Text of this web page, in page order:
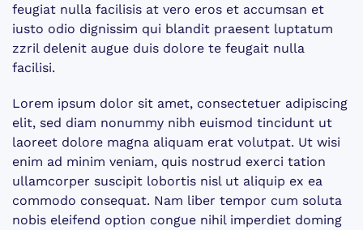
feugiat nulla facilisis at vero eros et accumsan et
iusto odio dignissim qui blandit praesent luptatum
zzril delenit augue duis dolore te feugait nulla
facilisi.
Lorem ipsum dolor sit amet, consectetuer adipiscing
elit, sed diam nonummy nibh euismod tincidunt ut
laoreet dolore magna aliquam erat volutpat. Ut wisi
enim ad minim veniam, quis nostrud exerci tation
ullamcorper suscipit lobortis nisl ut aliquip ex ea
commodo consequat. Nam liber tempor cum soluta
nobis eleifend option congue nihil imperdiet doming